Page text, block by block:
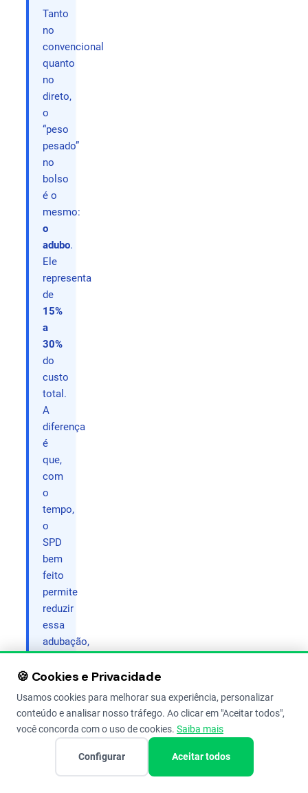
Tanto
no
convencional
quanto
no
direto,
o
“peso
pesado”
no
bolso
é o
mesmo:
o
adubo.
Ele
representa
de
15%
a
30%
do
custo
total.
A
diferença
é
que,
com
o
tempo,
o
SPD
bem
feito
permite
reduzir
essa
adubação,
no
convencional
você
precisa
repor
🍪 Cookies e Privacidade
Usamos cookies para melhorar sua experiência, personalizar
conteúdo e analisar nosso tráfego. Ao clicar em "Aceitar todos",
você concorda com o uso de cookies. Saiba mais
Configurar Aceitar todos